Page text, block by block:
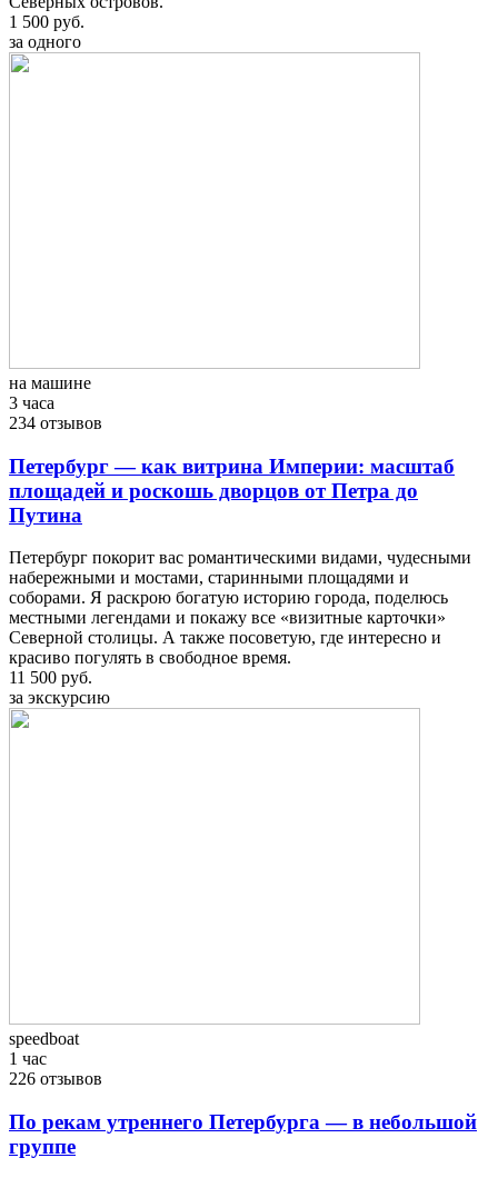
1 500 руб.
за одного
на машине
3 часа
234 отзывов
Петербург — как витрина Империи: масштаб
площадей и роскошь дворцов от Петра до
Путина
Петербург покорит вас романтическими видами, чудесными
набережными и мостами, старинными площадями и
соборами. Я раскрою богатую историю города, поделюсь
местными легендами и покажу все «визитные карточки»
Северной столицы. А также посоветую, где интересно и
красиво погулять в свободное время.
11 500 руб.
за экскурсию
speedboat
1 час
226 отзывов
По рекам утреннего Петербурга — в небольшой
группе